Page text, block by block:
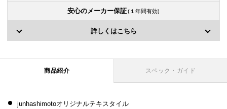
安心のメーカー保証(１年間有効)
詳しくはこちら
商品紹介 スペック・ガイド
junhashimotoオリジナルテキスタイル